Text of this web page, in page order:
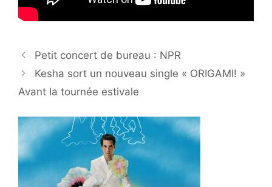
Petit concert de bureau : NPR
Kesha sort un nouveau single « ORIGAMI! »
Avant la tournée estivale